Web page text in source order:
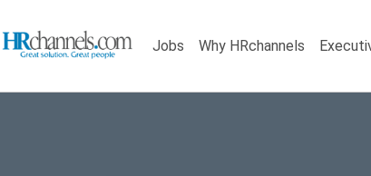
Jobs Why HRchannels